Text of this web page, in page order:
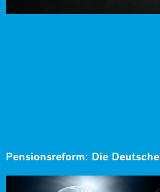
Pensionsreform: Die